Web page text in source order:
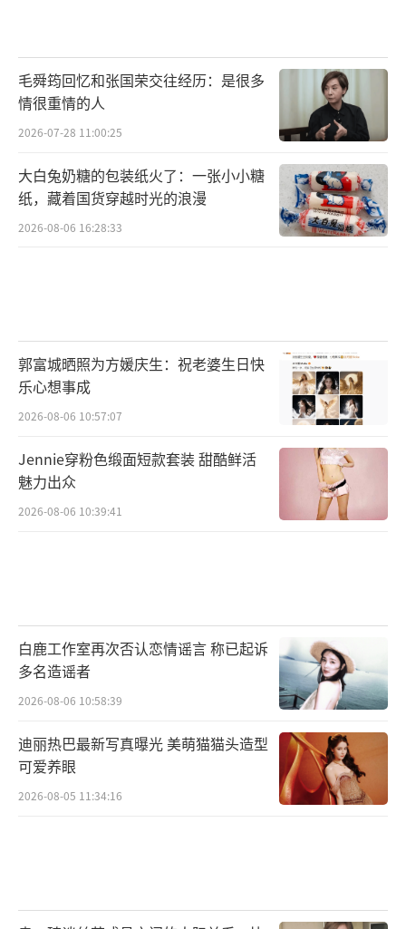
毛舜筠回忆和张国荣交往经历：是很多
情很重情的人
2026-07-28 11:00:25
大白兔奶糖的包装纸火了：一张小小糖
纸，藏着国货穿越时光的浪漫
2026-08-06 16:28:33
郭富城晒照为方媛庆生：祝老婆生日快
乐心想事成
2026-08-06 10:57:07
Jennie穿粉色缎面短款套装 甜酷鲜活
魅力出众
2026-08-06 10:39:41
白鹿工作室再次否认恋情谣言 称已起诉
多名造谣者
2026-08-06 10:58:39
迪丽热巴最新写真曝光 美萌猫猫头造型
可爱养眼
2026-08-05 11:34:16